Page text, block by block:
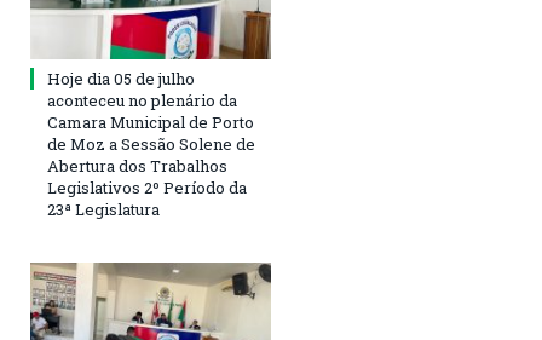
Hoje dia 05 de julho
aconteceu no plenário da
Camara Municipal de Porto
de Moz a Sessão Solene de
Abertura dos Trabalhos
Legislativos 2º Período da
23ª Legislatura